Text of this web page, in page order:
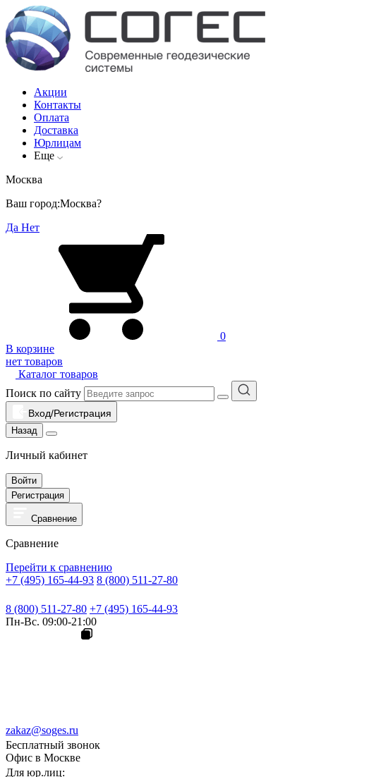
Акции
Контакты
Оплата
Доставка
Юрлицам
Еще
Москва
Ваш город:Москва?
Да Нет
0
В корзине
нет товаров
Каталог товаров
Поиск по сайту
Вход/Регистрация
Назад
Личный кабинет
Войти
Регистрация
Сравнение
Сравнение
Перейти к сравнению
+7 (495) 165-44-93 8 (800) 511-27-80
8 (800) 511-27-80 +7 (495) 165-44-93
Пн-Вс. 09:00-21:00
zakaz@soges.ru
Бесплатный звонок
Офис в Москве
Для юр.лиц: